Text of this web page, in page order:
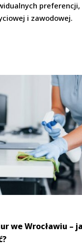
i zawodowej.
we Wrocławiu –